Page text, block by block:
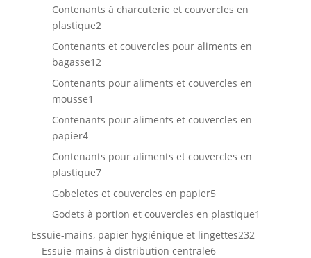
produits
Contenants à charcuterie et couvercles en
plastique22
produits
Contenants et couvercles pour aliments en
bagasse1212
produits
Contenants pour aliments et couvercles en
mousse1
produit
Contenants pour aliments et couvercles en
papier44
produits
Contenants pour aliments et couvercles en
plastique77
produits
Gobeletes et couvercles en papier55
produits
Godets à portion et couvercles en plastique1
Essuie-mains, papier hygiénique et lingettes232232
Essuie-mains à distribution centrale66